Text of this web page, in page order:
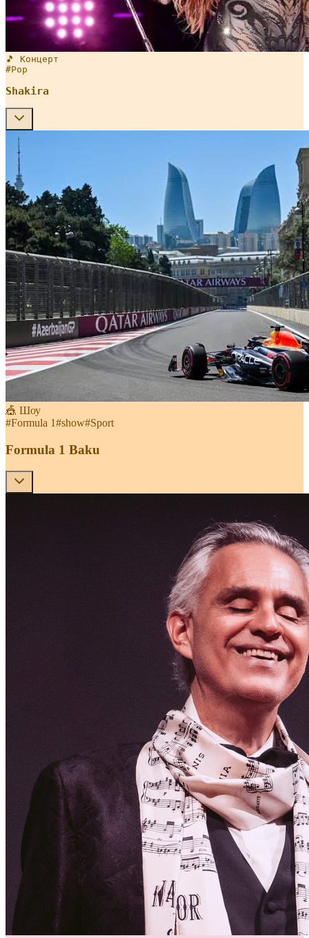
🎵 Концерт
#Pop
Shakira
🎪 Шоу
#Formula 1#show#Sport
Formula 1 Baku